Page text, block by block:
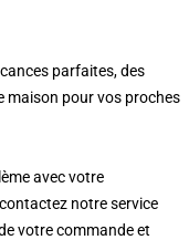
parfaites, des
maison pour vos proches
avec votre
notre service
votre commande et